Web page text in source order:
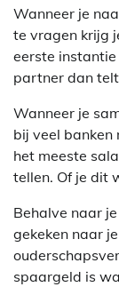
Wanneer je
te vragen krijg
eerste instantie
partner dan telt
Wanneer je
bij veel banken
het meeste
tellen. Of je dit
Behalve naar
gekeken naar
spaargeld is